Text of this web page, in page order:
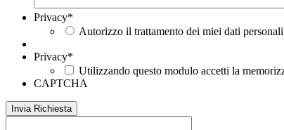
Privacy*
Autorizzo il trattamento dei miei dati
Privacy*
Utilizzando questo modulo accetti la
CAPTCHA